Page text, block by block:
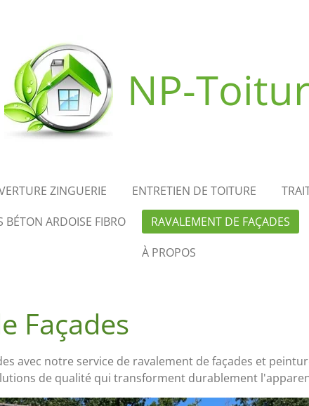
NP-
ZINGUERIE ENTRETIEN DE TOITURE
BÉTON ARDOISE FIBRO
RAVALEMENT DE FAÇADES
À PROPOS
Façades
avec notre service de ravalement de façades et
de qualité qui transforment durablement